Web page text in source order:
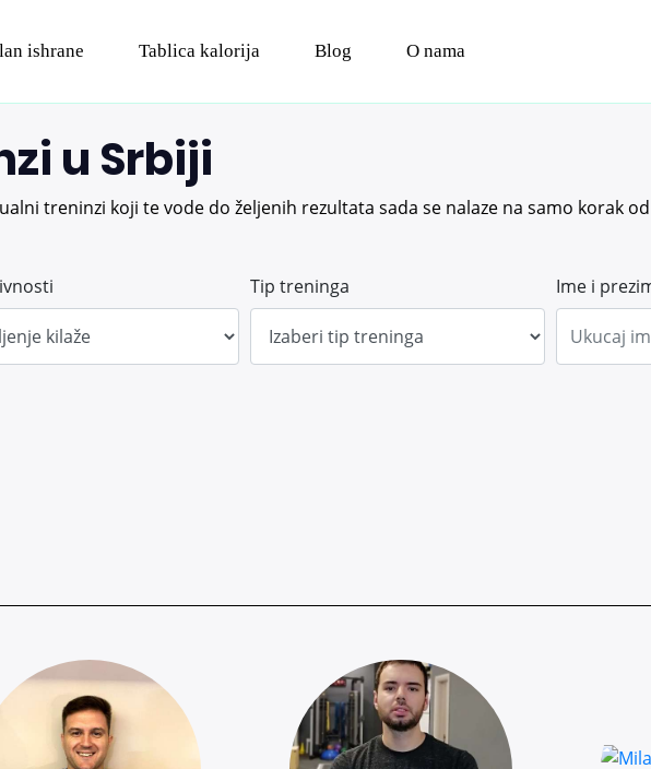
ishrane Tablica kalorija Blog O nama
u Srbiji
treninzi koji te vode do željenih rezultata sada se nalaze na samo korak
Tip treninga Ime i